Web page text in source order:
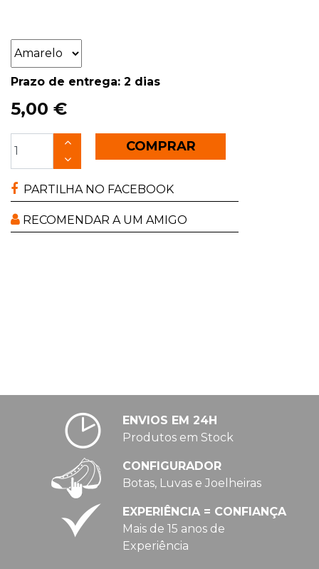
Prazo de entrega: 2 dias
5,00 €
COMPRAR
PARTILHA NO FACEBOOK
RECOMENDAR A UM AMIGO
ENVIOS EM 24H
Produtos em Stock
CONFIGURADOR
Botas, Luvas e Joelheiras
EXPERIÊNCIA = CONFIANÇA
Mais de 15 anos de
Experiência